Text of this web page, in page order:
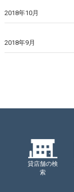
2018年10月
2018年9月
貸店舗の検
索